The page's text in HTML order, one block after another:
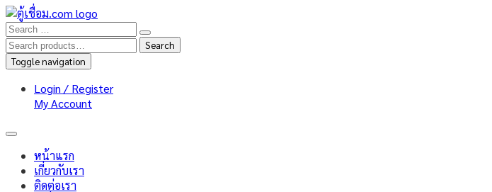
Search
for:
Search
Toggle navigation
Login / Register
My Account
หน้าแรก
เกี่ยวกับเรา
ติดต่อเรา